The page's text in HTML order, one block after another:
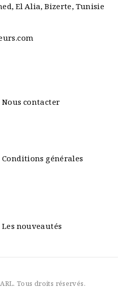
El Alia, Bizerte, Tunisie
Nous contacter
Conditions générales
Les nouveautés
Tous droits réservés.